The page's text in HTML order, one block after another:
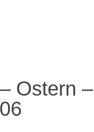
Ostern –